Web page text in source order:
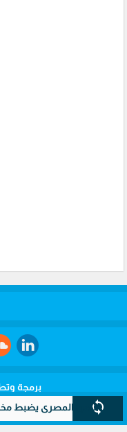
sync
يضبط مخدرات بقيمة 28.5 مليون دولار داخل مزرعتين سريتين
برمجة